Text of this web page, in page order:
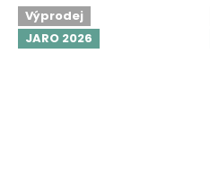
Výprodej
JARO 2026